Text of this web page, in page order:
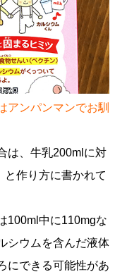
アンパンマンでお馴
は、牛乳200mlに対
と作り方に書かれて
100ml中に110mgな
シウムを含んだ液体
にできる可能性があ